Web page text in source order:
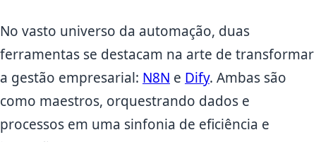
No vasto universo da automação, duas
ferramentas se destacam na arte de transformar
a gestão empresarial: N8N e Dify. Ambas são
como maestros, orquestrando dados e
processos em uma sinfonia de eficiência e